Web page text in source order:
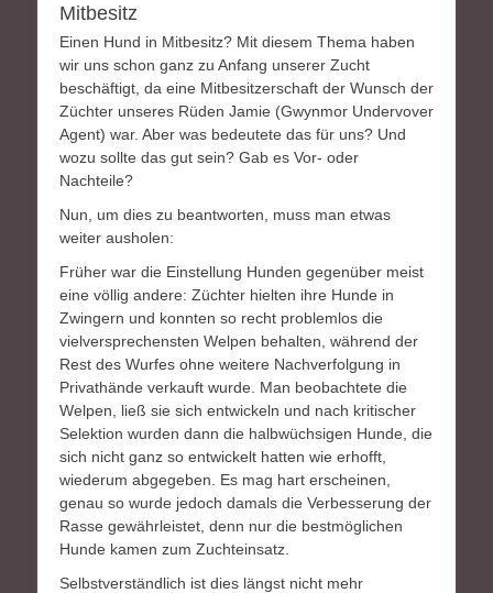
Mitbesitz
Einen Hund in Mitbesitz? Mit diesem Thema haben
wir uns schon ganz zu Anfang unserer Zucht
beschäftigt, da eine Mitbesitzerschaft der Wunsch der
Züchter unseres Rüden Jamie (Gwynmor Undervover
Agent) war. Aber was bedeutete das für uns? Und
wozu sollte das gut sein? Gab es Vor- oder
Nachteile?
Nun, um dies zu beantworten, muss man etwas
weiter ausholen:
Früher war die Einstellung Hunden gegenüber meist
eine völlig andere: Züchter hielten ihre Hunde in
Zwingern und konnten so recht problemlos die
vielversprechensten Welpen behalten, während der
Rest des Wurfes ohne weitere Nachverfolgung in
Privathände verkauft wurde. Man beobachtete die
Welpen, ließ sie sich entwickeln und nach kritischer
Selektion wurden dann die halbwüchsigen Hunde, die
sich nicht ganz so entwickelt hatten wie erhofft,
wiederum abgegeben. Es mag hart erscheinen,
genau so wurde jedoch damals die Verbesserung der
Rasse gewährleistet, denn nur die bestmöglichen
Hunde kamen zum Zuchteinsatz.
Selbstverständlich ist dies längst nicht mehr